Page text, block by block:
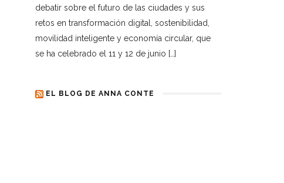
debatir sobre el futuro de las ciudades y sus
retos en transformación digital, sostenibilidad,
movilidad inteligente y economía circular, que
se ha celebrado el 11 y 12 de junio […]
EL BLOG DE ANNA CONTE